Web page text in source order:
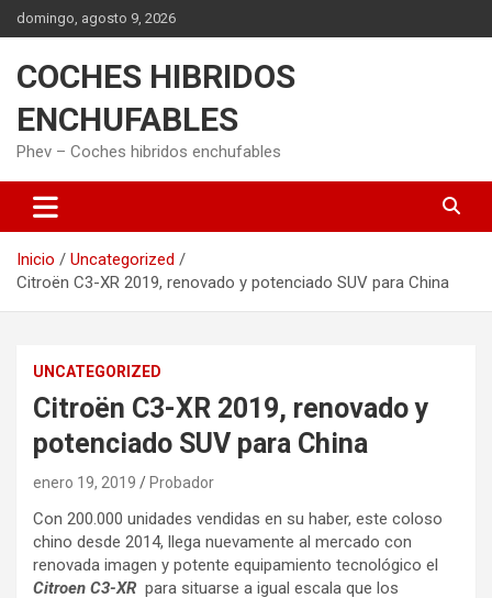
Saltar
al
domingo, agosto 9, 2026
COCHES HIBRIDOS
ENCHUFABLES
Phev – Coches hibridos enchufables
Inicio
Uncategorized
Citroën C3-XR 2019, renovado y potenciado SUV para China
UNCATEGORIZED
Citroën C3-XR 2019, renovado y
potenciado SUV para China
enero 19, 2019 Probador
Con 200.000 unidades vendidas en su haber, este coloso
chino desde 2014, llega nuevamente al mercado con
renovada imagen y potente equipamiento tecnológico el
Citroen C3-XR para situarse a igual escala que los